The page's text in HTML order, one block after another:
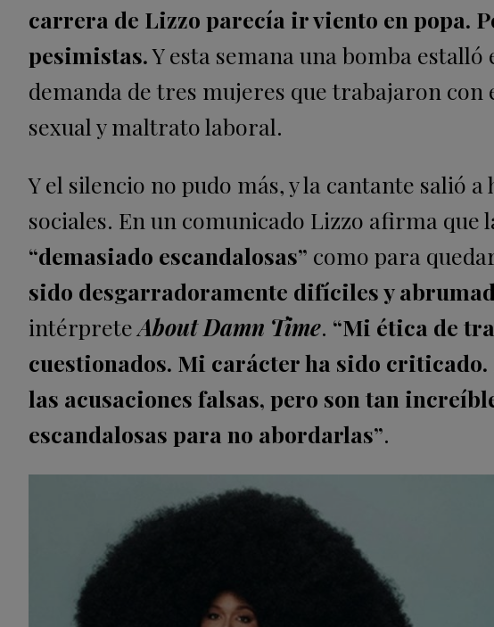
carrera de Lizzo parecía ir viento en popa.
pesimistas.Y esta semana una bomba
demanda de tres mujeres que trabajaron con
sexual y maltrato laboral.
Y el silencio no pudo más, y la cantante salió
sociales. En un comunicado Lizzo afirma que
“demasiado escandalosas” como para
sido desgarradoramente difíciles y
intérpreteAbout Damn Time. “Mi ética de
cuestionados. Mi carácter ha sido
las acusaciones falsas, pero son tan
escandalosas para no abordarlas”.